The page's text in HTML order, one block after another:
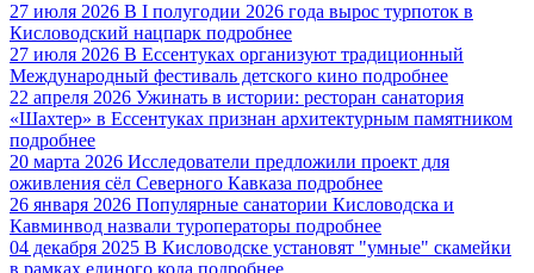
27 июля 2026 В I полугодии 2026 года вырос турпоток в
Кисловодский нацпарк подробнее
27 июля 2026 В Ессентуках организуют традиционный
Международный фестиваль детского кино подробнее
22 апреля 2026 Ужинать в истории: ресторан санатория
«Шахтер» в Ессентуках признан архитектурным памятником
подробнее
20 марта 2026 Исследователи предложили проект для
оживления сёл Северного Кавказа подробнее
26 января 2026 Популярные санатории Кисловодска и
Кавминвод назвали туроператоры подробнее
04 декабря 2025 В Кисловодске установят "умные" скамейки